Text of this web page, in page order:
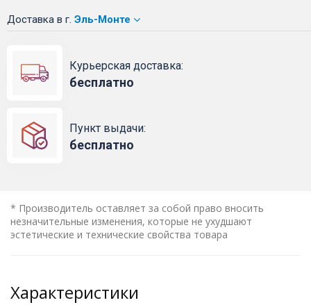
Доставка в г. Эль-Монте
Курьерская доставка:
бесплатно
Пункт выдачи:
бесплатно
* Производитель оставляет за собой право вносить
незначительные изменения, которые не ухудшают
эстетические и технические свойства товара
Характеристики